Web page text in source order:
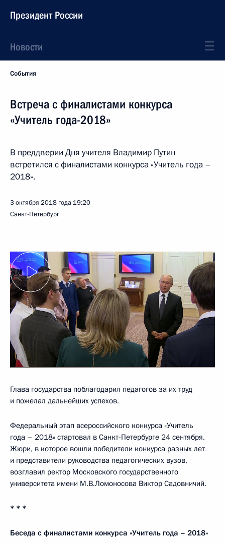
Президент России
Новости
События
Встреча с финалистами конкурса
«Учитель года-2018»
В преддверии Дня учителя Владимир Путин
встретился с финалистами конкурса «Учитель года –
2018».
3 октября 2018 года 19:20
Санкт-Петербург
Глава государства поблагодарил педагогов за их труд
и пожелал дальнейших успехов.
Федеральный этап всероссийского конкурса «Учитель
года – 2018» стартовал в Санкт-Петербурге 24 сентября.
Жюри, в которое вошли победители конкурса разных лет
и представители руководства педагогических вузов,
возглавил ректор Московского государственного
университета имени М.В.Ломоносова Виктор Садовничий.
* * *
Беседа с финалистами конкурса «Учитель года – 2018»